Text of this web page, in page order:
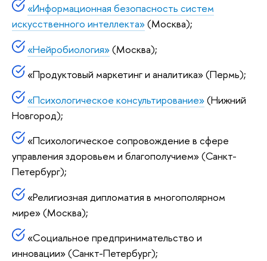
«Информационная безопасность систем
искусственного интеллекта»(Москва);
«Нейробиология»(Москва);
«Продуктовый маркетинг и аналитика» (Пермь);
«Психологическое консультирование»(Нижний
Новгород);
«Психологическое сопровождение в сфере
управления здоровьем и благополучием» (Санкт-
Петербург);
«Религиозная дипломатия в многополярном
мире» (Москва);
«Социальное предпринимательство и
инновации» (Санкт-Петербург);